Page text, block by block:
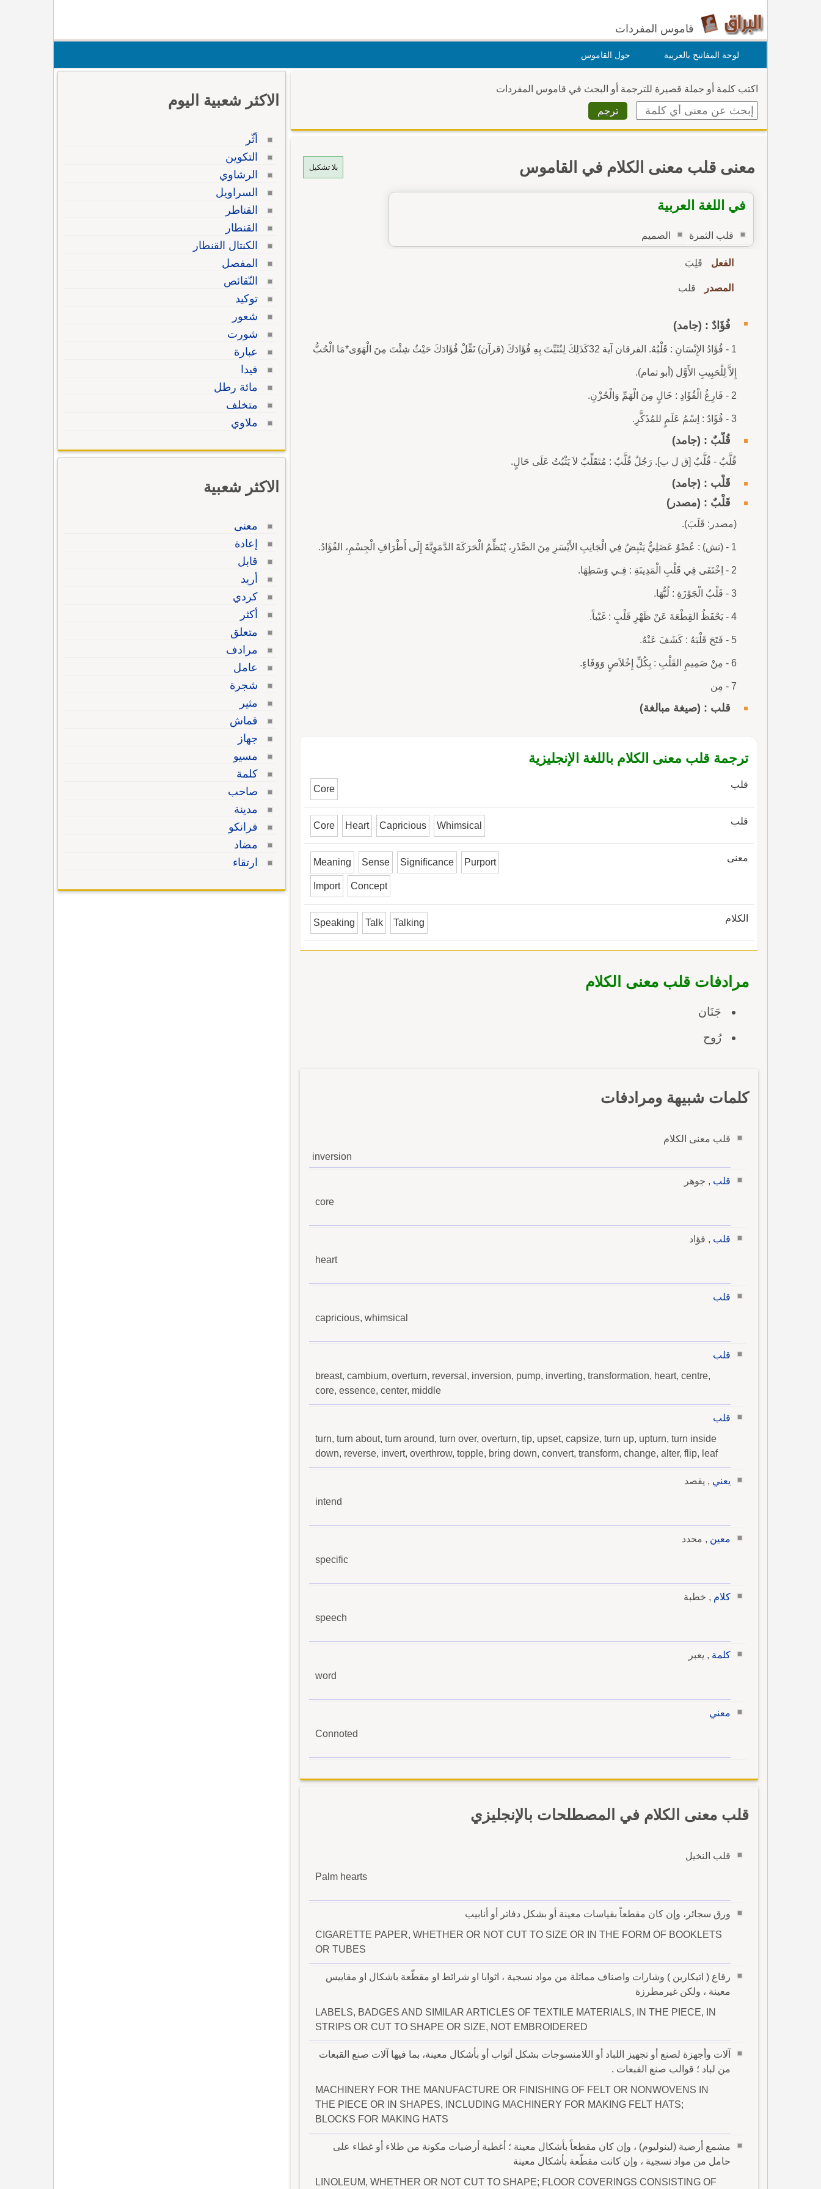
قاموس المفردات
لوحة المفاتيح بالعربية حول القاموس
اكتب كلمة أو جملة قصيرة للترجمة أو البحث في قاموس المفردات
بلا تشكيل معنى قلب معنى الكلام في القاموس
في اللغة العربية
قلب الثمرة الصميم
الفعل قَلِبَ
المصدر قلب
فُؤَادٌ : (جامد)
1 - فُؤَادُ الإِنْسَانِ : قَلْبُهُ. الفرقان آية 32كَذَلِكَ لِنُثَبِّتَ بِهِ فُؤَادَكَ (قرآن) نَقِّلْ فُؤَادَكَ حَيْثُ شِئْتَ مِنَ الْهَوَى*مَا الْحُبُّ
إِلاَّ لِلْحَبِيبِ الأَوَّل (أبو تمام).
2 - فَارِغُ الْفُؤَادِ : خَالٍ مِنَ الْهَمِّ وَالْحُزْنِ.
3 - فُؤَادٌ : اِسْمُ عَلَمٍ للمُذَكَّرِ.
قُلَّبٌ : (جامد)
قُلَّبٌ - قُلَّبٌ [ق ل ب]. رَجُلٌ قُلَّبٌ : مُتَقَلِّبٌ لاَ يَثْبُتُ عَلَى حَالٍ.
قَلْب : (جامد)
قَلْبٌ : (مصدر)
(مصدر: قَلَبَ).
1 - (تش) : عُضْوٌ عَضَلِيٌّ يَنْبِضُ فِي الْجَانِبِ الأَيْسَرِ مِنَ الصَّدْرِ، يُنَظِّمُ الْحَرَكَةَ الدَّمَوِيَّةَ إِلَى أَطْرَافِ الْجِسْمِ، الفُؤَادُ.
2 - اِخْتَفَى فِي قَلْبِ الْمَدِينَةِ : فِـي وَسَطِهَا.
3 - قَلْبُ الْجَوْزَةِ : لُبُّهَا.
4 - يَحْفَظُ القِطْعَةَ عَنْ ظَهْرِ قَلْبٍ : غَيْباً.
5 - فَتَحَ قَلْبَهُ : كَشَفَ عَنْهُ.
6 - مِنْ صَمِيمِ القَلْبِ : بِكُلِّ إِخْلاَصٍ وَوَفَاءٍ.
7 - مِن
قلب : (صيغة مبالغة)
ترجمة قلب معنى الكلام باللغة الإنجليزية
قلب Core
قلب Core Heart Capricious Whimsical
معنى Meaning Sense Significance Purport
Import Concept
الكلام Speaking Talk Talking
مرادفات قلب معنى الكلام
جَنَان
رُوح
كلمات شبيهة ومرادفات
قلب معنى الكلام
inversion
قلب , جوهر
core
قلب , فؤاد
heart
قلب
capricious, whimsical
قلب
breast, cambium, overturn, reversal, inversion, pump, inverting, transformation, heart, centre,
core, essence, center, middle
قلب
turn, turn about, turn around, turn over, overturn, tip, upset, capsize, turn up, upturn, turn inside
down, reverse, invert, overthrow, topple, bring down, convert, transform, change, alter, flip, leaf
يعني , يقصد
intend
معين , محدد
specific
كلام , خطبة
speech
كلمة , يعبر
word
معني
Connoted
قلب معنى الكلام في المصطلحات بالإنجليزي
قلب النخيل
Palm hearts
ورق سجائر، وإن كان مقطعاً بقياسات معينة أو بشكل دفاتر أو أنابيب
CIGARETTE PAPER, WHETHER OR NOT CUT TO SIZE OR IN THE FORM OF BOOKLETS
OR TUBES
رقاع ( اتيكارين ) وشارات واصناف مماثلة من مواد نسجية ، اثوابا او شرائط او مقطّعة باشكال او مقاييس
معينة ، ولكن غيرمطرزة
LABELS, BADGES AND SIMILAR ARTICLES OF TEXTILE MATERIALS, IN THE PIECE, IN
STRIPS OR CUT TO SHAPE OR SIZE, NOT EMBROIDERED
آلات وأجهزة لصنع أو تجهيز اللباد أو اللامنسوجات بشكل أثواب أو بأشكال معينة، بما فيها آلات صنع القبعات
من لباد ؛ قوالب صنع القبعات .
MACHINERY FOR THE MANUFACTURE OR FINISHING OF FELT OR NONWOVENS IN
THE PIECE OR IN SHAPES, INCLUDING MACHINERY FOR MAKING FELT HATS;
BLOCKS FOR MAKING HATS
مشمع أرضية (لينوليوم) ، وإن كان مقطعاً بأشكال معينة ؛ أغطية أرضيات مكونة من طلاء أو غطاء على
حامل من مواد نسجية ، وإن كانت مقطّعة بأشكال معينة
LINOLEUM, WHETHER OR NOT CUT TO SHAPE; FLOOR COVERINGS CONSISTING OF
الاكثر شعبية اليوم
أثّر
التكوين
الرشاوي
السراويل
القناطر
القنطار
الكنتال القنطار
المفصل
النّقائص
توكيد
شعور
شورت
عبارة
فيدا
مائة رطل
متخلف
ملاوي
الاكثر شعبية
معنى
إعادة
قابل
أريد
كردي
أكثر
متعلق
مرادف
عامل
شجرة
مثير
قماش
جهاز
مسيو
كلمة
صاحب
مدينة
فرانكو
مضاد
ارتقاء